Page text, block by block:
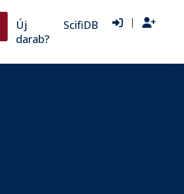
Új
darab?
ScifiDB |